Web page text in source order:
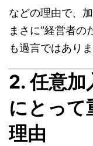
などの理由で、
まさに“経営者の
も過言ではありま
2. 任意加
にとって
理由